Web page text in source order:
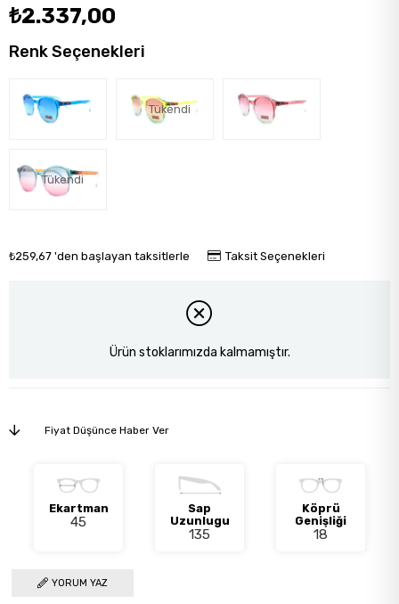
₺2.337,00
Renk Seçenekleri
Tükendi
Tükendi
₺259,67 'den başlayan taksitlerle Taksit Seçenekleri
Ürün stoklarımızda kalmamıştır.
Fiyat Düşünce Haber Ver
Ekartman
45
Sap
Uzunlugu
135
Köprü
Genişliği
18
YORUM YAZ